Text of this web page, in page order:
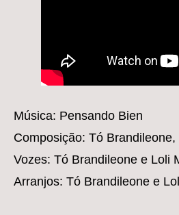
Música: Pensando Bien
Composição: Tó
Vozes: Tó Brandileone e Loli
Arranjos: Tó Brandileone e